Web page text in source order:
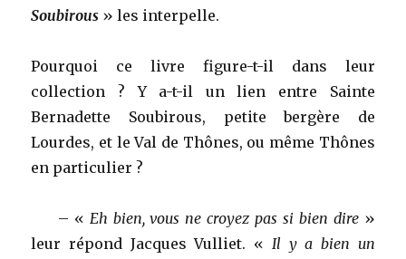
Soubirous » les interpelle.
Pourquoi ce livre figure-t-il dans leur
collection ? Y a-t-il un lien entre Sainte
Bernadette Soubirous, petite bergère de
Lourdes, et le Val de Thônes, ou même Thônes
en particulier ?
– « Eh bien, vous ne croyez pas si bien dire»
leur répond Jacques Vulliet. « Il y a bien un